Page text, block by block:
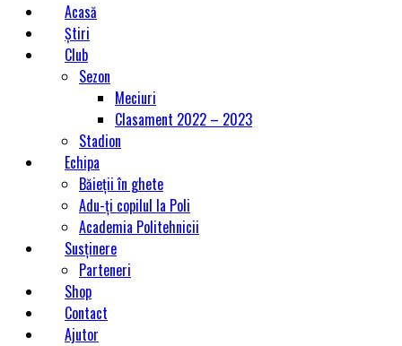
Acasă
Știri
Club
Sezon
Meciuri
Clasament 2022 – 2023
Stadion
Echipa
Băieții în ghete
Adu-ți copilul la Poli
Academia Politehnicii
Susținere
Parteneri
Shop
Contact
Ajutor